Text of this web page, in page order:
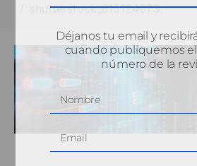
shutterstock_615124073
Déjanos tu email y
cuando publiquemos
número de la